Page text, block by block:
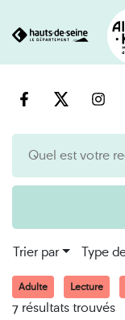
au
Trier par Type
Adulte Lecture
7 résultats trouvés
Cookies et traceurs